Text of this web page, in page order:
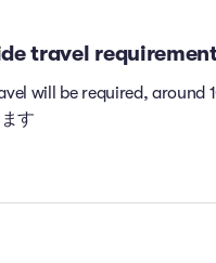
travel
will be required,
す